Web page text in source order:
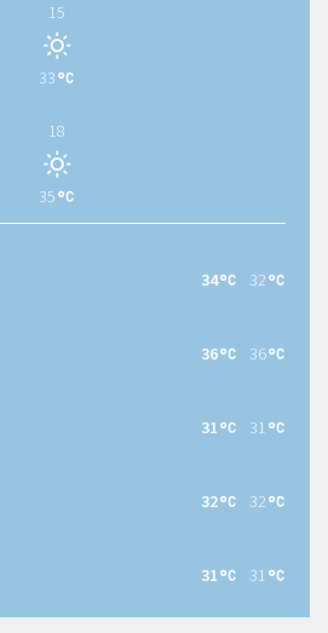
15
33
18
35
32
34
36
36
31
31
32
32
31
31